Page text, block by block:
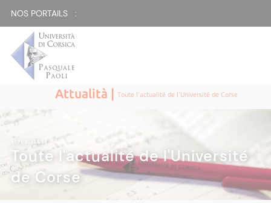
NOS PORTAILS :
Attualità |Toute l'actualité de l'Université de Corse
ATTUALITÀ|
Toute l'actualité de l'Université
de Corse